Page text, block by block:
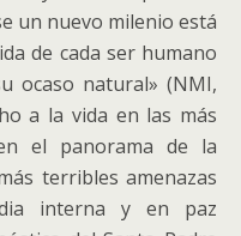
un nuevo milenio está
de cada ser humano
ocaso natural» (NMI,
a la vida en las más
el panorama de la
terribles amenazas
interna y en paz